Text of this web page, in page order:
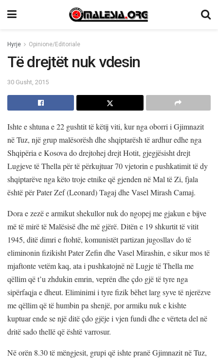
Hyrje Opinione/Editoriale
Të drejtët nuk vdesin
30 Gusht, 2015
Ishte e shtuna e 22 gushtit të këtij viti, kur nga oborri i Gjimnazit
në Tuz, një grup malësorësh dhe shqiptarësh të ardhur edhe nga
Shqipëria e Kosova do drejtohej drejt Hotit, gjegjësisht drejt
Lugjeve të Thella për të përkujtuar 70 vjetorin e pushkatimit të dy
shqiptarëve nga këto troje etnike që gjenden në Mal të Zi, fjala
është për Pater Zef (Leonard) Tagaj dhe Vasel Mirash Camaj.
Dora e zezë e armikut shekullor nuk do ngopej me gjakun e bijve
më të mirë të Malësisë dhe më gjërë. Ditën e 19 shkurtit të vitit
1945, ditë dimri e ftohtë, komunistët partizan jugosllav do të
eliminonin fizikisht Pater Zefin dhe Vasel Mirashin, e sikur mos të
mjaftonte vetëm kaq, ata i pushkatojnë në Lugje të Thella me
qëllim që t’u zhdukin emrin, veprën dhe çdo gjë të tyre nga
sipërfaqja e dheut. Eliminimi i tyre fizik bëhet larg syve të njerëzve
me qëllim që të humbin pa shenjë, por armiku nuk e kishte
kuptuar ende se një ditë çdo gjëje i vjen fundi dhe e vërteta del në
dritë sado thellë që është varrosur.
Në orën 8.30 të mëngjesit, grupi që ishte pranë Gjimnazit në Tuz,